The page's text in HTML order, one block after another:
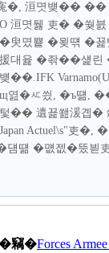
寃�, 洹몃뱾��
洹몃뒗 吏� �쒖븘
몄뿉 �묒떆 �
대윭 �좎��섍
뱾��.IFK
�ㅼ씠, �ъ떎,
�� 遺꾩쐞湲곕
Actuel\s"
덈떎 �먮젮�뚰븯
�竊�Forces